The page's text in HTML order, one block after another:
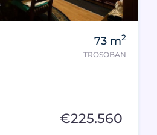
73 m2
TROSOBAN
€225.560